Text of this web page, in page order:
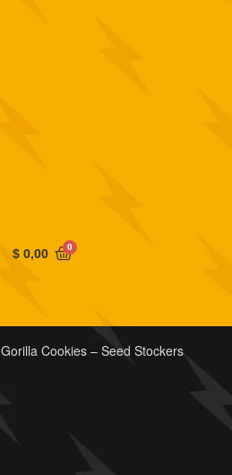
$0,00 0
Gorilla Cookies – Seed Stockers